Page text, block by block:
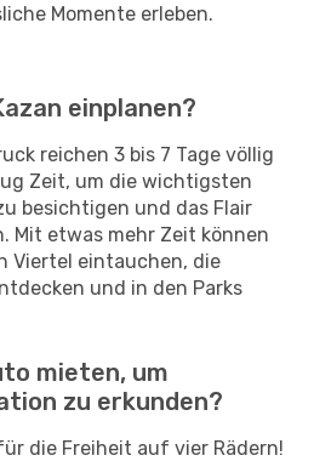
Momente erleben.
einplanen?
reichen 3 bis 7 Tage völlig
Zeit, um die wichtigsten
besichtigen und das Flair
Mit etwas mehr Zeit können
Viertel eintauchen, die
und in den Parks
mieten, um
zu erkunden?
die Freiheit auf vier Rädern!